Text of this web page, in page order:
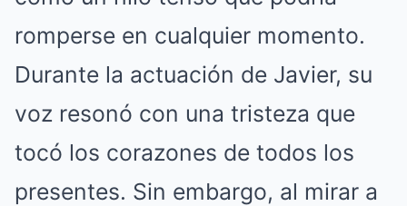
romperse en cualquier momento.
Durante la actuación de Javier, su
voz resonó con una tristeza que
tocó los corazones de todos los
presentes. Sin embargo, al mirar a